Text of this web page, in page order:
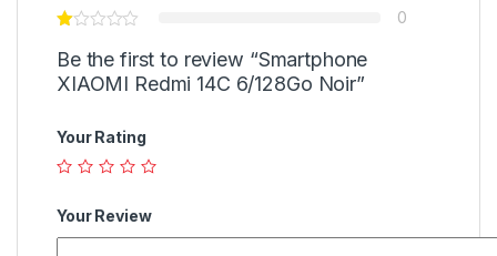
0
Be the first to review “Smartphone
XIAOMI Redmi 14C 6/128Go Noir”
Your Rating
Your Review